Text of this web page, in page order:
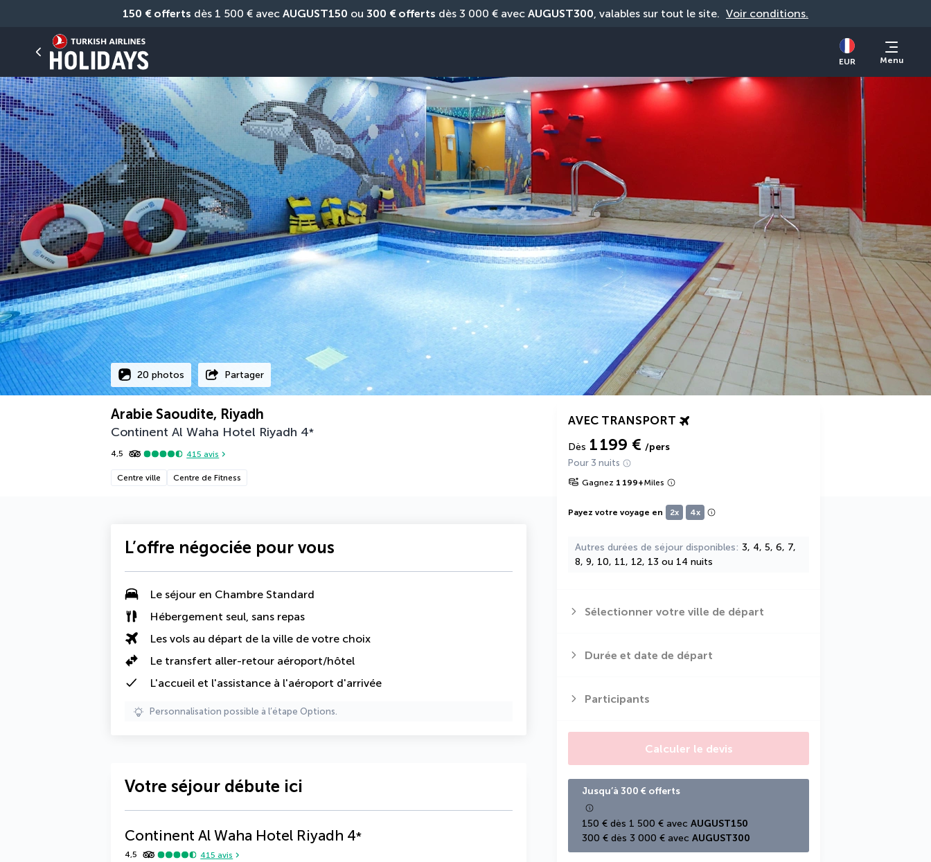
150 € offerts dès 1 500 € avec AUGUST150 ou 300 € offerts dès 3 000 € avec AUGUST300, valables sur tout le site. Voir conditions.
EUR Menu
20 photos Partager
Arabie Saoudite, Riyadh
Continent Al Waha Hotel Riyadh 4*
4,5 415 avis
Centre ville Centre de Fitness
AVEC TRANSPORT
Dès 1 199 € /pers
Pour 3 nuits
Gagnez 1 199+Miles
Payez votre voyage en 2x 4x
Autres durées de séjour disponibles 3, 4, 5, 6, 7,
8, 9, 10, 11, 12, 13 ou 14 nuits
Sélectionner votre ville de départ
Durée et date de départ
Participants
Calculer le devis
Jusqu’à 300 € offerts
150 € dès 1 500 € avec AUGUST150
300 € dès 3 000 € avec AUGUST300
L’offre négociée pour vous
Le séjour en Chambre Standard
Hébergement seul, sans repas
Les vols au départ de la ville de votre choix
Le transfert aller-retour aéroport/hôtel
L'accueil et l'assistance à l'aéroport d'arrivée
Personnalisation possible à l’étape Options.
Votre séjour débute ici
Continent Al Waha Hotel Riyadh 4*
4,5 415 avis